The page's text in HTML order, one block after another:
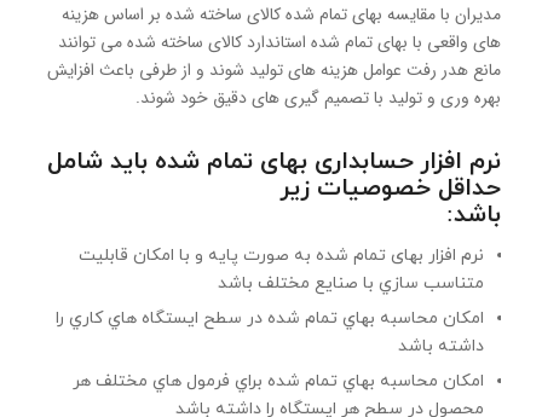
مدیران با مقایسه بهای تمام شده کالای ساخته شده بر اساس هزینه
های واقعی با بهای تمام شده استاندارد کالای ساخته شده می توانند
مانع هدر رفت عوامل هزینه های تولید شوند و از طرفی باعث افزایش
بهره وری و تولید با تصمیم گیری های دقیق خود شوند.
نرم افزار حسابداری بهای تمام شده باید شامل
حداقل خصوصیات زیر
باشد:
نرم افزار بهای تمام شده به صورت پایه و با امکان قابليت
متناسب سازي با صنايع مختلف باشد
امكان محاسبه بهاي تمام شده در سطح ايستگاه هاي كاري را
داشته باشد
امكان محاسبه بهاي تمام شده براي فرمول هاي مختلف هر
محصول در سطح هر ايستگاه را داشته باشد